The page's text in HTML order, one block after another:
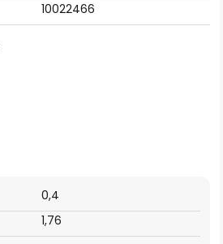
10022466
1,76
0,4